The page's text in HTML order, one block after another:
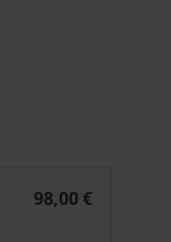
98,00 €